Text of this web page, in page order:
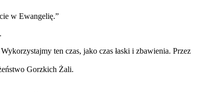
w Ewangelię.”
ten czas, jako czas łaski i zbawienia. Przez
Gorzkich Żali.